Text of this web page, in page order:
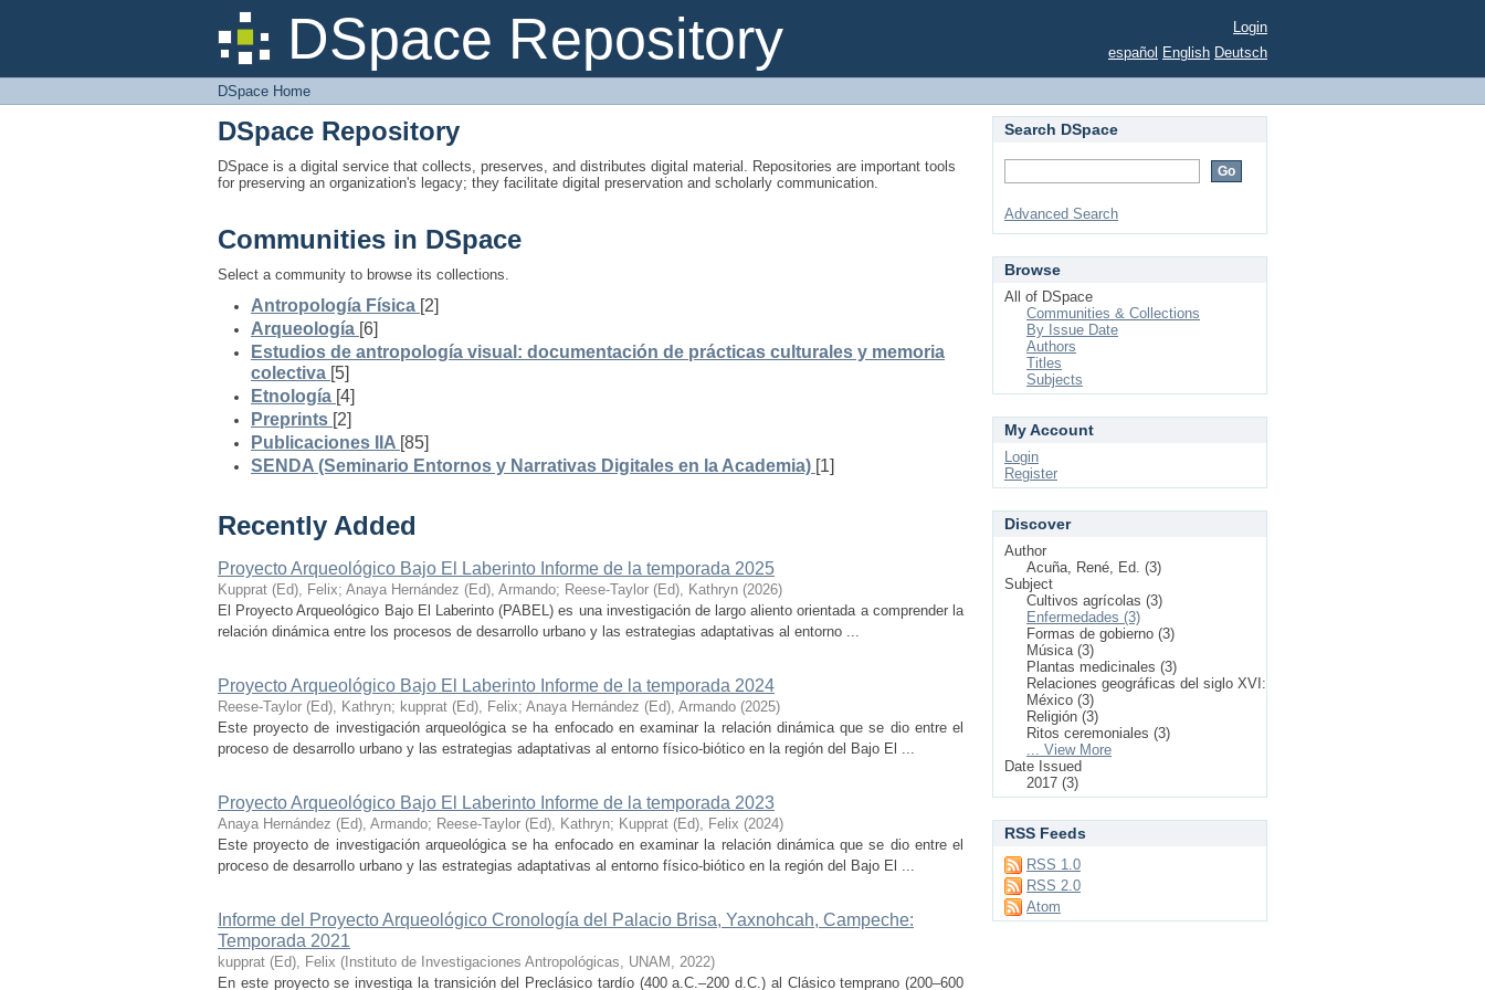
DSpace Repository
DSpace Home
Login
español English Deutsch
DSpace Home
DSpace Repository
DSpace is a digital service that collects, preserves, and distributes digital material. Repositories are important tools
for preserving an organization's legacy; they facilitate digital preservation and scholarly communication.
Communities in DSpace
Select a community to browse its collections.
Antropología Física [2]
Arqueología [6]
Estudios de antropología visual: documentación de prácticas culturales y memoria
colectiva [5]
Etnología [4]
Preprints [2]
Publicaciones IIA [85]
SENDA (Seminario Entornos y Narrativas Digitales en la Academia) [1]
Recently Added
Proyecto Arqueológico Bajo El Laberinto Informe de la temporada 2025
Kupprat (Ed), Felix; Anaya Hernández (Ed), Armando; Reese-Taylor (Ed), Kathryn (2026)
El Proyecto Arqueológico Bajo El Laberinto (PABEL) es una investigación de largo aliento orientada a comprender la
relación dinámica entre los procesos de desarrollo urbano y las estrategias adaptativas al entorno ...
Proyecto Arqueológico Bajo El Laberinto Informe de la temporada 2024
Reese-Taylor (Ed), Kathryn; kupprat (Ed), Felix; Anaya Hernández (Ed), Armando (2025)
Este proyecto de investigación arqueológica se ha enfocado en examinar la relación dinámica que se dio entre el
proceso de desarrollo urbano y las estrategias adaptativas al entorno físico-biótico en la región del Bajo El ...
Proyecto Arqueológico Bajo El Laberinto Informe de la temporada 2023
Anaya Hernández (Ed), Armando; Reese-Taylor (Ed), Kathryn; Kupprat (Ed), Felix (2024)
Este proyecto de investigación arqueológica se ha enfocado en examinar la relación dinámica que se dio entre el
proceso de desarrollo urbano y las estrategias adaptativas al entorno físico-biótico en la región del Bajo El ...
Informe del Proyecto Arqueológico Cronología del Palacio Brisa, Yaxnohcah, Campeche:
Temporada 2021
kupprat (Ed), Felix ( Instituto de Investigaciones Antropológicas, UNAM , 2022)
En este proyecto se investiga la transición del Preclásico tardío (400 a.C.–200 d.C.) al Clásico temprano (200–600
Search DSpace
Advanced Search
Browse
All of DSpace
Communities & Collections
By Issue Date
Authors
Titles
Subjects
My Account
Login
Register
Discover
Author
Acuña, René, Ed. (3)
Subject
Cultivos agrícolas (3)
Enfermedades (3)
Formas de gobierno (3)
Música (3)
Plantas medicinales (3)
Relaciones geográficas del siglo XVI:
México (3)
Religión (3)
Ritos ceremoniales (3)
... View More
Date Issued
2017 (3)
RSS Feeds
RSS 1.0
RSS 2.0
Atom